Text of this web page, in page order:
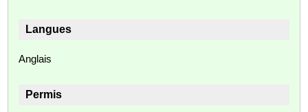
Langues
Anglais
Permis